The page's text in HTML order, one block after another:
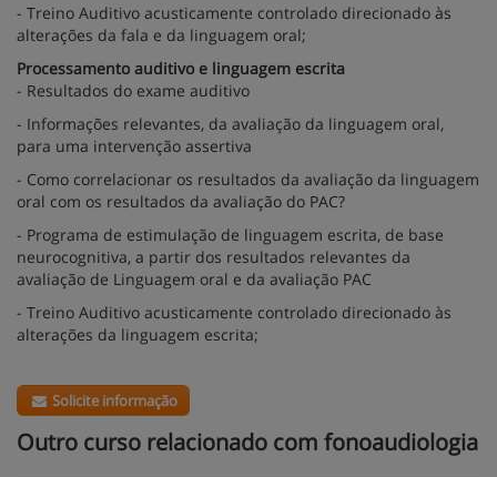
- Treino Auditivo acusticamente controlado direcionado às
alterações da fala e da linguagem oral;
Processamento auditivo e linguagem escrita
- Resultados do exame auditivo
- Informações relevantes, da avaliação da linguagem oral,
para uma intervenção assertiva
- Como correlacionar os resultados da avaliação da linguagem
oral com os resultados da avaliação do PAC?
- Programa de estimulação de linguagem escrita, de base
neurocognitiva, a partir dos resultados relevantes da
avaliação de Linguagem oral e da avaliação PAC
- Treino Auditivo acusticamente controlado direcionado às
alterações da linguagem escrita;
Solicite informação
Outro curso relacionado com fonoaudiologia